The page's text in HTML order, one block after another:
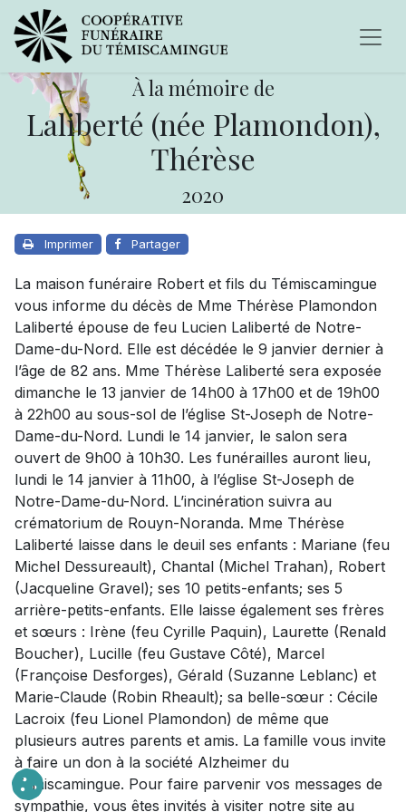
À la mémoire de
Laliberté (née Plamondon),
Thérèse
2020
Imprimer Partager
La maison funéraire Robert et fils du Témiscamingue
vous informe du décès de Mme Thérèse Plamondon
Laliberté épouse de feu Lucien Laliberté de Notre-
Dame-du-Nord. Elle est décédée le 9 janvier dernier à
l’âge de 82 ans. Mme Thérèse Laliberté sera exposée
dimanche le 13 janvier de 14h00 à 17h00 et de 19h00
à 22h00 au sous-sol de l’église St-Joseph de Notre-
Dame-du-Nord. Lundi le 14 janvier, le salon sera
ouvert de 9h00 à 10h30. Les funérailles auront lieu,
lundi le 14 janvier à 11h00, à l’église St-Joseph de
Notre-Dame-du-Nord. L’incinération suivra au
crématorium de Rouyn-Noranda. Mme Thérèse
Laliberté laisse dans le deuil ses enfants : Mariane (feu
Michel Dessureault), Chantal (Michel Trahan), Robert
(Jacqueline Gravel); ses 10 petits-enfants; ses 5
arrière-petits-enfants. Elle laisse également ses frères
et sœurs : Irène (feu Cyrille Paquin), Laurette (Renald
Boucher), Lucille (feu Gustave Côté), Marcel
(Françoise Desforges), Gérald (Suzanne Leblanc) et
Marie-Claude (Robin Rheault); sa belle-sœur : Cécile
Lacroix (feu Lionel Plamondon) de même que
plusieurs autres parents et amis. La famille vous invite
à faire un don à la société Alzheimer du
Témiscamingue. Pour faire parvenir vos messages de
sympathie, vous êtes invités à visiter notre site au